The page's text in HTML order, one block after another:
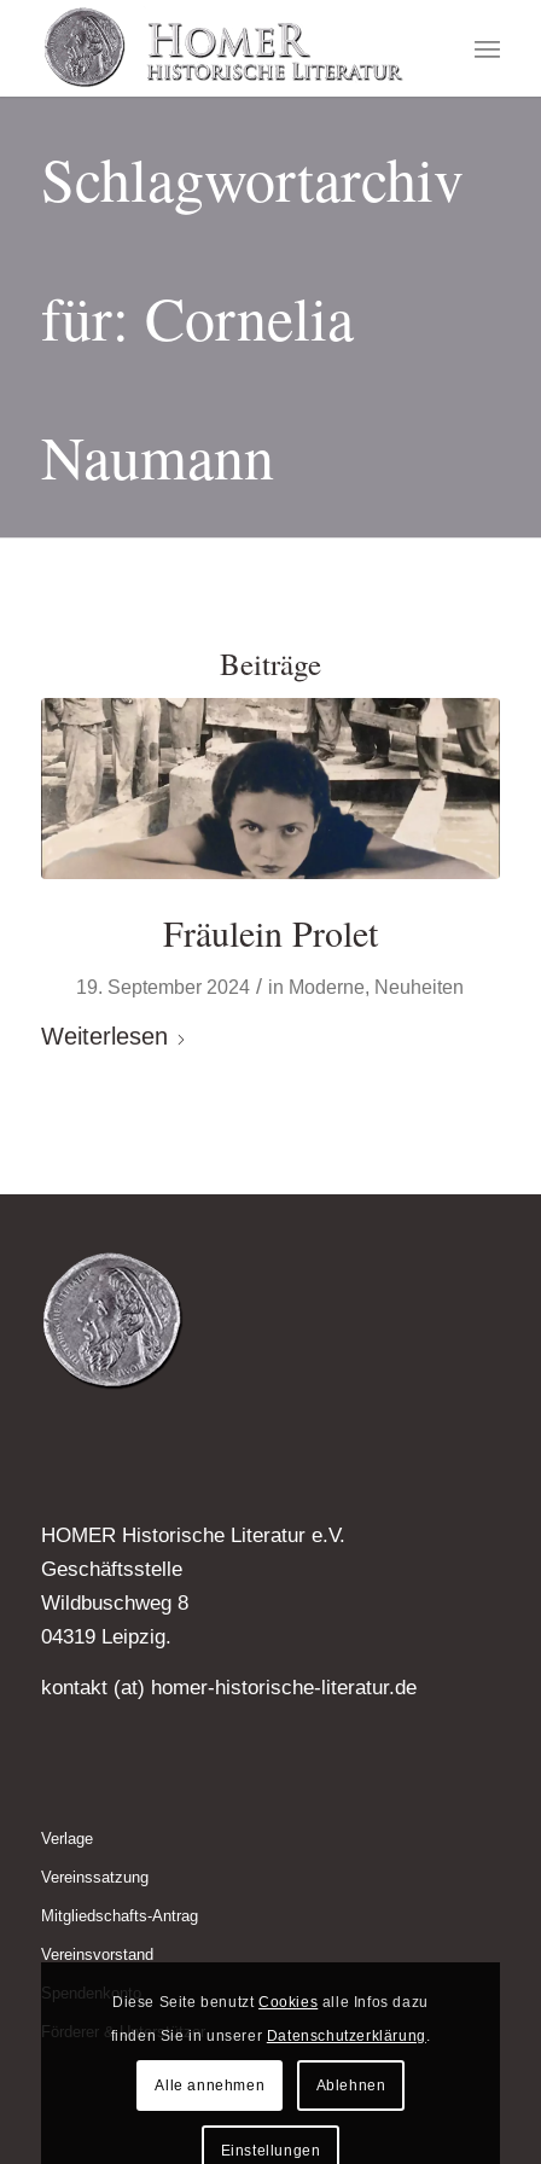
Schlagwortarchiv
für: Cornelia
Naumann
Beiträge
Fräulein Prolet
19. September 2024 / in Moderne, Neuheiten
Weiterlesen
HOMER Historische Literatur e.V.
Geschäftsstelle
Wildbuschweg 8
04319 Leipzig.
kontakt (at) homer-historische-literatur.de
Verlage
Vereinssatzung
Mitgliedschafts-Antrag
Vereinsvorstand
Spendenkonto
Förderer & Unterstützer
Diese Seite benutztCookies alle Infos dazu
finden Sie in unserer Datenschutzerklärung
Alle annehmen Ablehnen
Einstellungen